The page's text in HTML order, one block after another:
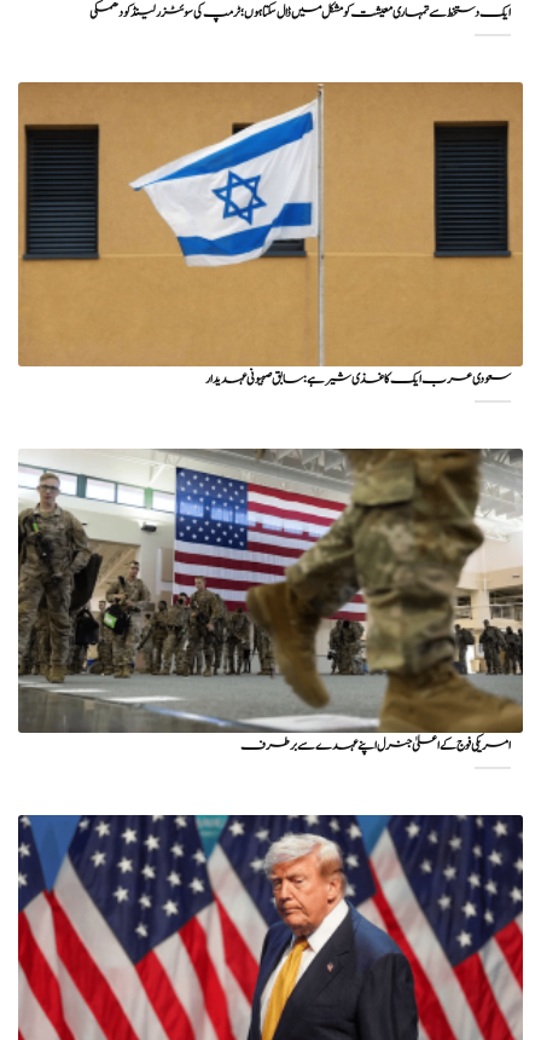
ایک دستخط سے تمہاری معیشت کو مشکل میں ڈال سکتا ہوں؛ ٹرمپ کی سوئٹزرلینڈ کو دھمکی
سعودی عرب ایک کاغذی شیر ہے: سابق صہیونی عہدیدار
امریکی فوج کے اعلیٰ جنرل اپنے عہدے سے برطرف